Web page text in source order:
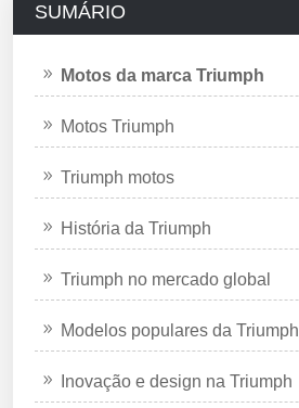
SUMÁRIO
Motos da marca Triumph
Motos Triumph
Triumph motos
História da Triumph
Triumph no mercado global
Modelos populares da Triumph
Inovação e design na Triumph